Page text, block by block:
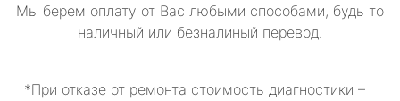
Мы берем оплату от Вас любыми способами, будь то
наличный или безналиный перевод.
*При отказе от ремонта стоимость диагностики –